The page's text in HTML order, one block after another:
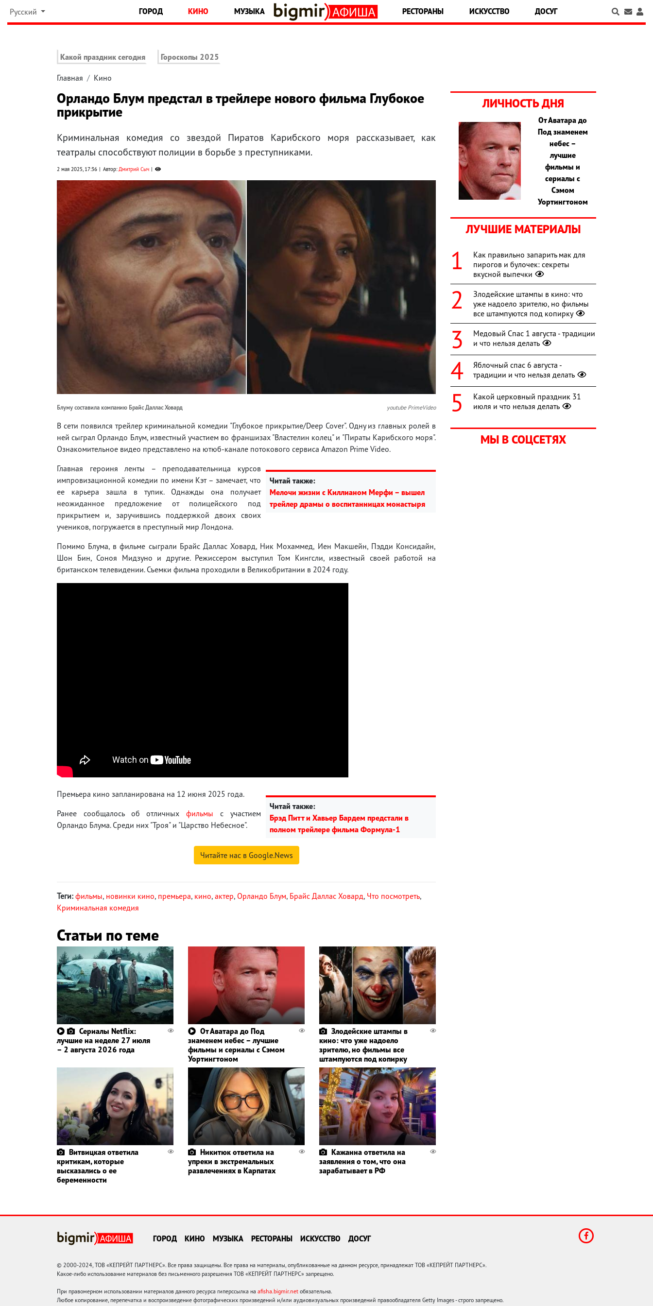
Русский ГОРОД КИНО МУЗЫКА РЕСТОРАНЫ ИСКУССТВО ДОСУГ
Какой праздник сегодня Гороскопы 2025
Главная Кино
Орландо Блум предстал в трейлере нового фильма Глубокое
прикрытие
Криминальная комедия со звездой Пиратов Карибского моря рассказывает, как
театралы способствуют полиции в борьбе з преступниками.
2 мая 2025, 17:36 Автор:Дмитрий Сыч
Блуму составила компанию Брайс Даллас Ховард youtube PrimeVideo
В сети появился трейлер криминальной комедии "Глубокое прикрытие/Deep Cover". Одну из главных ролей в
ней сыграл Орландо Блум, известный участием во франшизах "Властелин колец" и "Пираты Карибского моря".
Ознакомительное видео представлено на ютюб-канале потокового сервиса Amazon Prime Video.
Читай также:
Мелочи жизни с Киллианом Мерфи – вышел
трейлер драмы о воспитанницах монастыря
Главная героиня ленты – преподавательница курсов
импровизационной комедии по имени Кэт – замечает, что
ее карьера зашла в тупик. Однажды она получает
неожиданное предложение от полицейского под
прикрытием и, заручившись поддержкой двоих своих
учеников, погружается в преступный мир Лондона.
Помимо Блума, в фильме сыграли Брайс Даллас Ховард, Ник Мохаммед, Иен Макшейн, Пэдди Консидайн,
Шон Бин, Соноя Мидзуно и другие. Режиссером выступил Том Кингсли, известный своей работой на
британском телевидении. Съемки фильма проходили в Великобритании в 2024 году.
Читай также:
Брэд Питт и Хавьер Бардем предстали в
полном трейлере фильма Формула-1
Премьера кино запланирована на 12 июня 2025 года.
Ранее сообщалось об отличныхфильмы с участием
Орландо Блума. Среди них "Троя" и "Царство Небесное".
Читайте нас в Google.News
Теги: фильмы, новинки кино, премьера, кино, актер, Орландо Блум, Брайс Даллас Ховард, Что посмотреть,
Криминальная комедия
Статьи по теме
Сериалы Netflix:
лучшие на неделе 27 июля
– 2 августа 2026 года
От Аватара до Под
знаменем небес – лучшие
фильмы и сериалы с Сэмом
Уортингтоном
Злодейские штампы в
кино: что уже надоело
зрителю, но фильмы все
штампуются под копирку
Витвицкая ответила
критикам, которые
высказались о ее
беременности
Никитюк ответила на
упреки в экстремальных
развлечениях в Карпатах
Кажанна ответила на
заявления о том, что она
зарабатывает в РФ
ЛИЧНОСТЬ ДНЯ
От Аватара до
Под знаменем
небес –
лучшие
фильмы и
сериалы с
Сэмом
Уортингтоном
ЛУЧШИЕ МАТЕРИАЛЫ
Как правильно запарить мак для
пирогов и булочек: секреты
вкусной выпечки
Злодейские штампы в кино: что
уже надоело зрителю, но фильмы
все штампуются под копирку
Медовый Спас 1 августа - традиции
и что нельзя делать
Яблочный спас 6 августа -
традиции и что нельзя делать
Какой церковный праздник 31
июля и что нельзя делать
МЫ В СОЦСЕТЯХ
ГОРОД КИНО МУЗЫКА РЕСТОРАНЫ ИСКУССТВО ДОСУГ
© 2000-2024, ТОВ «КЕПРЕЙТ ПАРТНЕРС». Все права защищены. Все права на материалы, опубликованные на данном ресурсе, принадлежат ТОВ «КЕПРЕЙТ ПАРТНЕРС».
Какое-либо использование материалов без письменного разрешения ТОВ «КЕПРЕЙТ ПАРТНЕРС» запрещено.
При правомерном использовании материалов данного ресурса гиперссылка на afisha.bigmir.net обязательна.
Любое копирование, перепечатка и воспроизведение фотографических произведений и/или аудиовизуальных произведений правообладателя Getty Images - строго запрещено.